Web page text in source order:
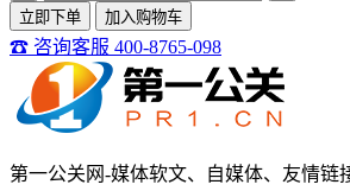
立即下单
加入购物车
☎ 咨询客服 400-8765-098
第一公关网-媒体软文、自媒体、友情链